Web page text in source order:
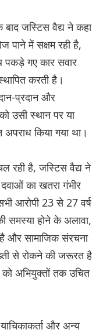
जस्टिस वैद्य ने कहा
पाने में सक्षम रही है,
पकड़े गए कार सवार
करती है।
प्रदान और
उसी स्थान पर या
किया गया था।
रही है, जस्टिस वैद्य ने
का खतरा गंभीर
आरोपी 23 से 27 वर्ष
होने के अलावा,
है और सामाजिक संरचना
से रोकने की जरूरत है
अभियुक्तों तक उचित
और अन्य